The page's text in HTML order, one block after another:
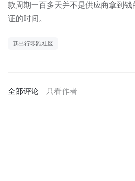
款周期一百多天并不是供应商拿到
证的时间。
新出行零跑社区
全部评论 只看作者